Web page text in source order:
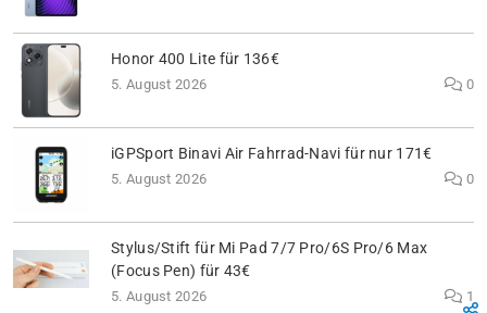
Honor 400 Lite für 136€
5. August 2026 0
iGPSport Binavi Air Fahrrad-Navi für nur 171€
5. August 2026 0
Stylus/Stift für Mi Pad 7/7 Pro/6S Pro/6 Max
(Focus Pen) für 43€
5. August 2026 1